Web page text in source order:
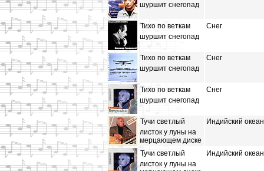
шуршит снегопад
Тихо по веткам
шуршит снегопад
Снег
Тихо по веткам
шуршит снегопад
Снег
Тихо по веткам
шуршит снегопад
Снег
Тучи светлый
листок у луны на
мерцающем диске
Индийский океан
Тучи светлый
листок у луны на
Индийский океан